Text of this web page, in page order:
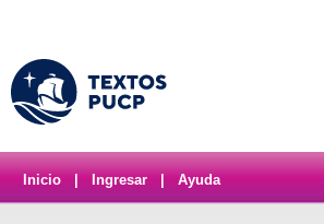
Inicio Ingresar Ayuda